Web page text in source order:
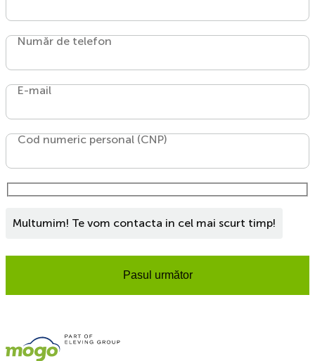
Număr de telefon
E-mail
Cod numeric personal (CNP)
Multumim! Te vom contacta in cel mai scurt timp!
Pasul următor